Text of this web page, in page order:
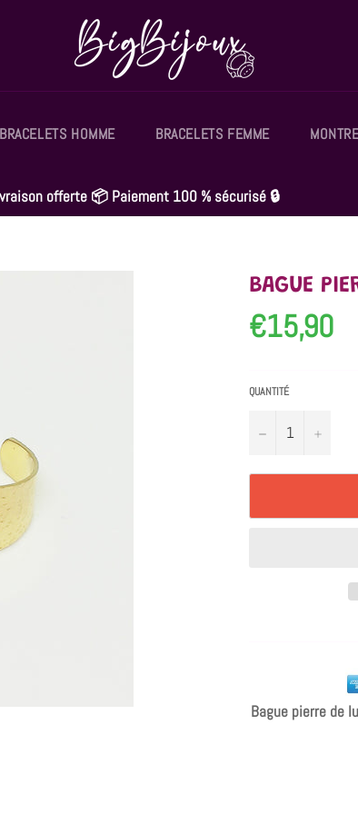
BRACELETS HOMME BRACELETS FEMME
offerte 📦 Paiement 100 % sécurisé 🔒
BAGUE
Prix
régulier
€15,90
QUANTITÉ
− +
Bague pierre de